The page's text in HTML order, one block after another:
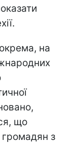
на
що
громадян з